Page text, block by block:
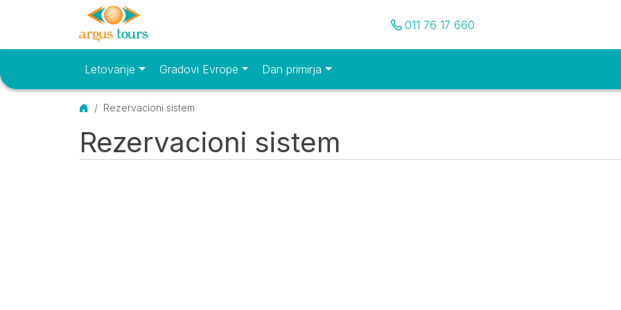
Pozovite nas
011 76 17 660
Osnovni meniLetovanje Gradovi Evrope Dan primirja
Početna
Rezervacioni sistem
Rezervacioni sistem